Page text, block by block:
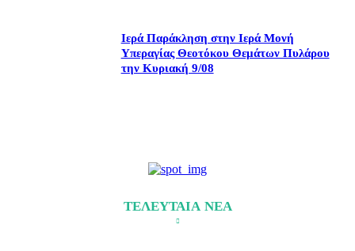
Ιερά Παράκληση στην Ιερά Μονή
Υπεραγίας Θεοτόκου Θεμάτων Πυλάρου
την Κυριακή 9/08
ΤΕΛΕΥΤΑΙΑ ΝΕΑ